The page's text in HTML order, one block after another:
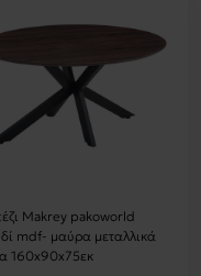
Makrey pakoworld
mdf- μαύρα μεταλλικά
160x90x75εκ